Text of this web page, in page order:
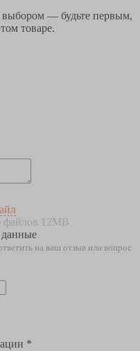
выбором — будьте первым,
товаре.
12MB
данные
на ваш отзыв или вопрос
*